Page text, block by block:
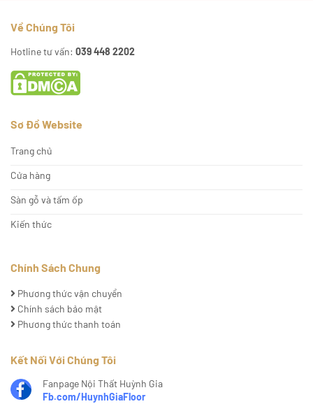
Về Chúng Tôi
Hotline tư vấn: 039 448 2202
Sơ Đồ Website
Trang chủ
Cửa hàng
Sàn gỗ và tấm ốp
Kiến thức
Chính Sách Chung
Phương thức vận chuyển
Chính sách bảo mật
Phương thức thanh toán
Kết Nối Với Chúng Tôi
Fanpage Nội Thất Huỳnh Gia
Fb.com/HuynhGiaFloor